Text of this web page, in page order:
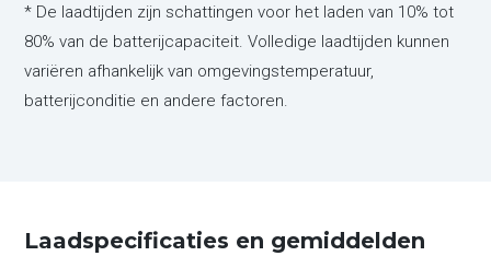
* De laadtijden zijn schattingen voor het laden van 10% tot
80% van de batterijcapaciteit. Volledige laadtijden kunnen
variëren afhankelijk van omgevingstemperatuur,
batterijconditie en andere factoren.
Laadspecificaties en gemiddelden